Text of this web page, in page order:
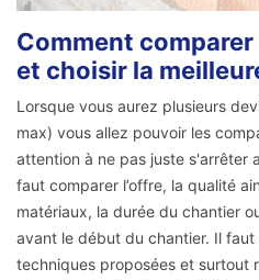
Comment
et choisir la
Lorsque vous aurez plusieurs
max) vous allez pouvoir les
attention à ne pas juste s'arrêter
faut comparer l’offre, la qualité
matériaux, la durée du chantier
avant le début du chantier. Il faut
techniques proposées et surtout